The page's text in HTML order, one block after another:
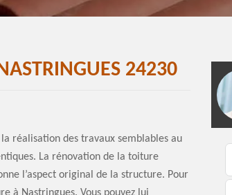
24230
réalisation des travaux semblables au
La rénovation de la toiture
l’aspect original de la structure. Pour